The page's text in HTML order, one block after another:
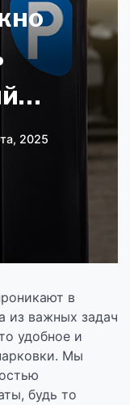
2025
в
из важных задач
удобное и
Мы
будь то